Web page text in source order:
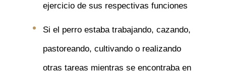
ejercicio de sus respectivas funciones
Si el perro estaba trabajando, cazando,
pastoreando, cultivando o realizando
otras tareas mientras se encontraba en